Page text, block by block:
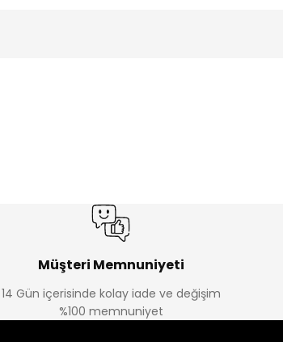
Müşteri Memnuniyeti
14 Gün içerisinde kolay iade ve değişim
%100 memnuniyet